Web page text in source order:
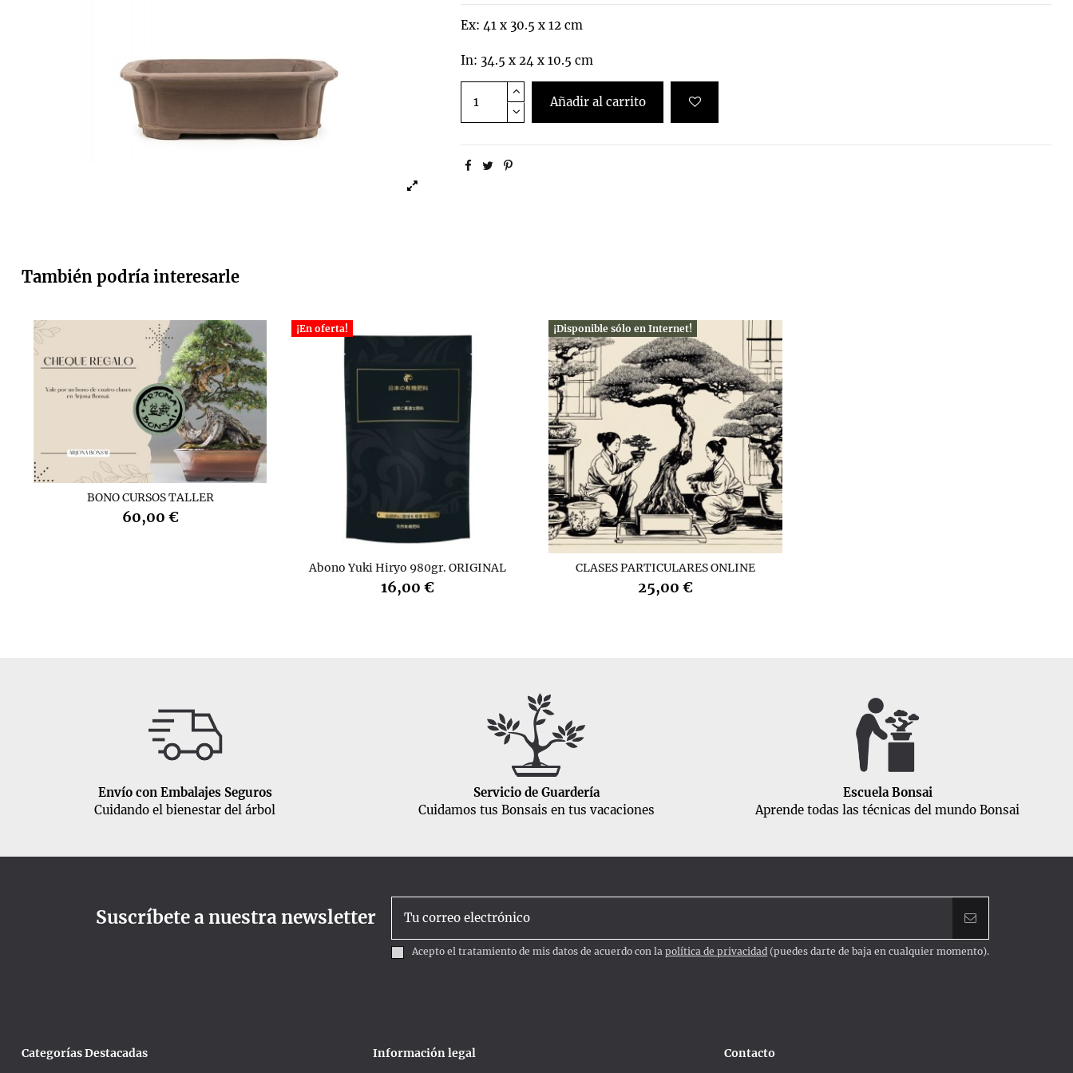
Ex: 41 x 30.5 x 12 cm
In: 34.5 x 24 x 10.5 cm
Añadir al carrito
También podría interesarle
BONO CURSOS TALLER
60,00 €
¡En oferta!
Abono Yuki Hiryo 980gr. ORIGINAL
16,00 €
¡Disponible sólo en Internet!
CLASES PARTICULARES ONLINE
25,00 €
Envío con Embalajes Seguros
Cuidando el bienestar del árbol
Servicio de Guardería
Cuidamos tus Bonsais en tus vacaciones
Escuela Bonsai
Aprende todas las técnicas del mundo Bonsai
Suscríbete a nuestra newsletter
Acepto el tratamiento de mis datos de acuerdo con lapolítica de privacidad (puedes darte de baja en cualquier momento).
Categorías Destacadas Información legal Contacto